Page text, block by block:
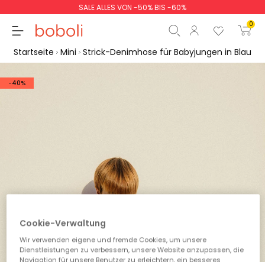
SALE ALLES VON -50% BIS -60%
0
Startseite Mini Strick-Denimhose für Babyjungen in Blau
-40%
Cookie-Verwaltung
Wir verwenden eigene und fremde Cookies, um unsere
Dienstleistungen zu verbessern, unsere Website anzupassen, die
Navigation für unsere Benutzer zu erleichtern, ein besseres